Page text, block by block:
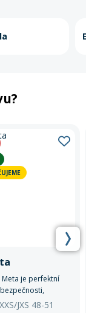
Meta je perfektní
JXS 48-51